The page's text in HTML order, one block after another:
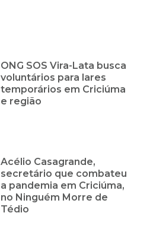
ONG SOS Vira-Lata busca
voluntários para lares
temporários em Criciúma
e região
Acélio Casagrande,
secretário que combateu
a pandemia em Criciúma,
no Ninguém Morre de
Tédio